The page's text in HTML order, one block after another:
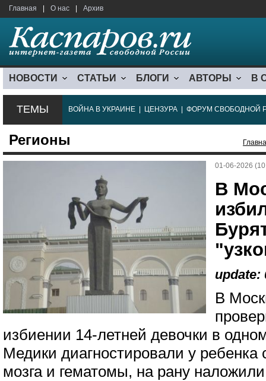
Главная О нас Архив
НОВОСТИ СТАТЬИ БЛОГИ АВТОРЫ В
ТЕМЫ ВОЙНА В УКРАИНЕ ЦЕНЗУРА ФОРУМ СВОБОДНОЙ
Регионы
01-06-2026
В
update:
В
избиении 14-летней девочки в
Медики диагностировали у ребенка
мозга и гематомы, на рану